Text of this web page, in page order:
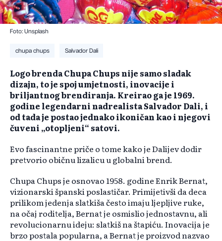
Foto: Unsplash
chupa chups Salvador Dali
Logo brenda Chupa Chups nije samo sladak
dizajn, to je spoj umjetnosti, inovacije i
briljantnog brendiranja. Kreirao ga je 1969.
godine legendarni nadrealista Salvador Dali, i
od tada je postao jednako ikoničan kao i njegovi
čuveni „otopljeni“ satovi.
Evo fascinantne priče o tome kako je Dalijev dodir
pretvorio običnu lizalicu u globalni brend.
Chupa Chups je osnovao 1958. godine Enrik Bernat,
vizionarski španski poslastičar. Primijetivši da deca
prilikom jedenja slatkiša često imaju ljepljive ruke,
na očaj roditelja, Bernat je osmislio jednostavnu, ali
revolucionarnu ideju: slatkiš na štapiću. Inovacija je
brzo postala popularna, a Bernat je proizvod nazvao